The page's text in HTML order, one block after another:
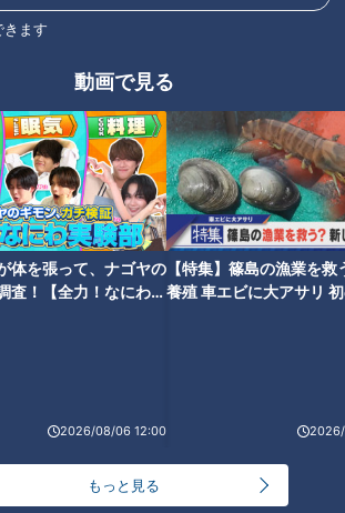
きます
動画で見る
体を張って、ナゴヤの
査！【全力！なにわ実
2026/08/06 12:00
【特集】篠島の漁業を救
養殖 車エビに大アサリ
もっと見る
』をいただ
ード『もろこ寿司』をいただき
美浜町の
縁起よし！
ほぼ岐阜・柳ケ瀬商店街だけ愛
されフード『大福屋の天ぷら中